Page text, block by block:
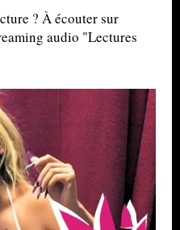
sur
audio "Lectures